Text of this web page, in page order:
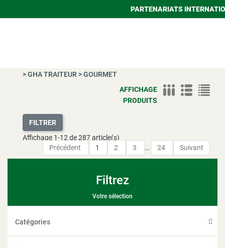
PARTENARIATS
>GHA TRAITEUR >GOURMET
AFFICHAGE
PRODUITS
FILTRER
Affichage 1-12 de 287 article(s)
Précédent
1 2 3 … 24 Suivant
Filtrez
Votre sélection
Catégories